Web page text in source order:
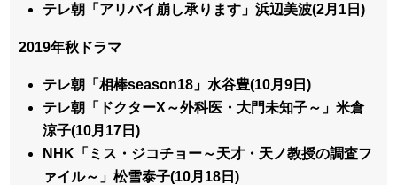
テレ朝「アリバイ崩し承ります」浜辺美波(2月1日)
2019年秋ドラマ
テレ朝「相棒season18」水谷豊(10月9日)
テレ朝「ドクターX～外科医・大門未知子～」米倉
涼子(10月17日)
NHK「ミス・ジコチョー～天才・天ノ教授の調査フ
ァイル～」松雪泰子(10月18日)